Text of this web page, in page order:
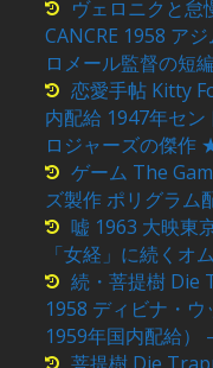
ヴェロニクと怠
CANCRE 1958 ア
ロメール監督の短
恋愛手帖 Kitty
内配給 1947年セン
ロジャーズの傑
ゲーム The
ズ製作 ポリグラム
嘘 1963 大映東
「女経」に続くオ
続・菩提樹 Die
1958 ディビナ・
1959年国内配給）